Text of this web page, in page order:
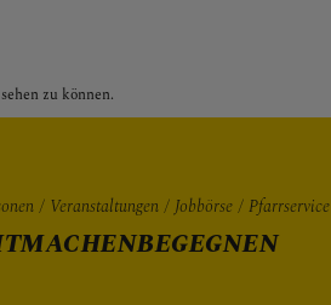
zu können.
Veranstaltungen Jobbörse Pfarrservice
BEGEGNEN